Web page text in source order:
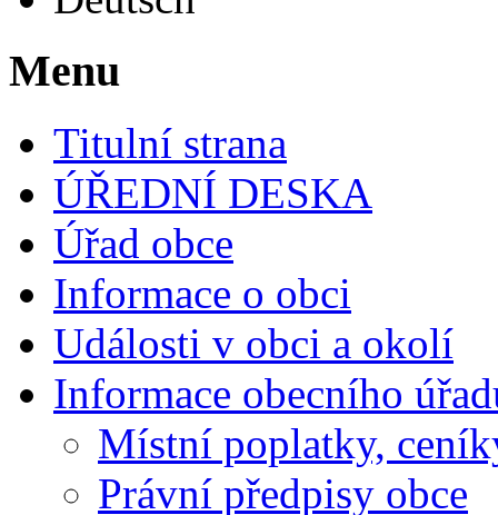
Menu
Titulní strana
ÚŘEDNÍ DESKA
Úřad obce
Informace o obci
Události v obci a okolí
Informace obecního
Místní poplatky,
Právní předpisy obce